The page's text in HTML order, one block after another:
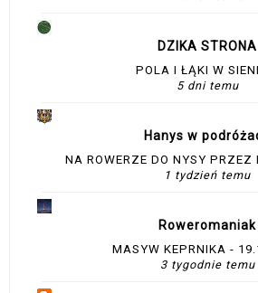
DZIKA STRONA
POLA I ŁĄKI W
5 dni temu
Hanys w
NA ROWERZE DO NYSY PRZEZ
1 tydzień temu
Roweromaniak
MASYW KEPRNIKA -
3 tygodnie temu